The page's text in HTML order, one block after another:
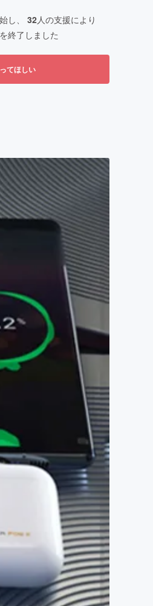
し、 32人の支援により
終了しました
てほしい